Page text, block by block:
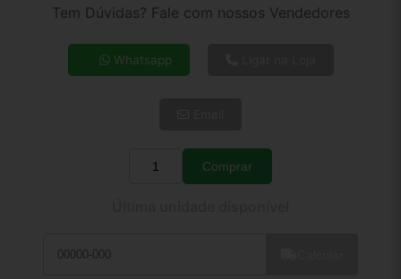
4x de R$ 16,35
5x de R$ 13,25
Tem Dúvidas? Fale com nossos Vendedores
Whatsapp
Quantidade
Comprar